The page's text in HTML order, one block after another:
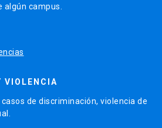
algún campus.
VIOLENCIA
de discriminación, violencia de